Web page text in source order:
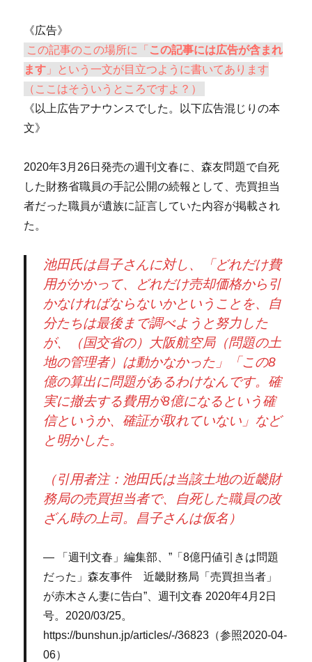
《広告》
この記事のこの場所に「 この記事には広告が含まれ
ます 」という一文が目立つように書いてあります
（ここはそういうところですよ？）
《以上広告アナウンスでした。以下広告混じりの本
文》
2020年3月26日発売の週刊文春に、森友問題で自死
した財務省職員の手記公開の続報として、売買担当
者だった職員が遺族に証言していた内容が掲載され
た。
池田氏は昌子さんに対し、「どれだけ費
用がかかって、どれだけ売却価格から引
かなければならないかということを、自
分たちは最後まで調べようと努力した
が、（国交省の）大阪航空局（問題の土
地の管理者）は動かなかった」「この8
億の算出に問題があるわけなんです。確
実に撤去する費用が8億になるという確
信というか、確証が取れていない」など
と明かした。
（引用者注：池田氏は当該土地の近畿財
務局の売買担当者で、自死した職員の改
ざん時の上司。昌子さんは仮名）
「週刊文春」編集部、”「8億円値引きは問題
だった」森友事件 近畿財務局「売買担当者」
が赤木さん妻に告白”、週刊文春 2020年4月2日
号。2020/03/25。
https://bunshun.jp/articles/-/36823（参照2020-04-
06）